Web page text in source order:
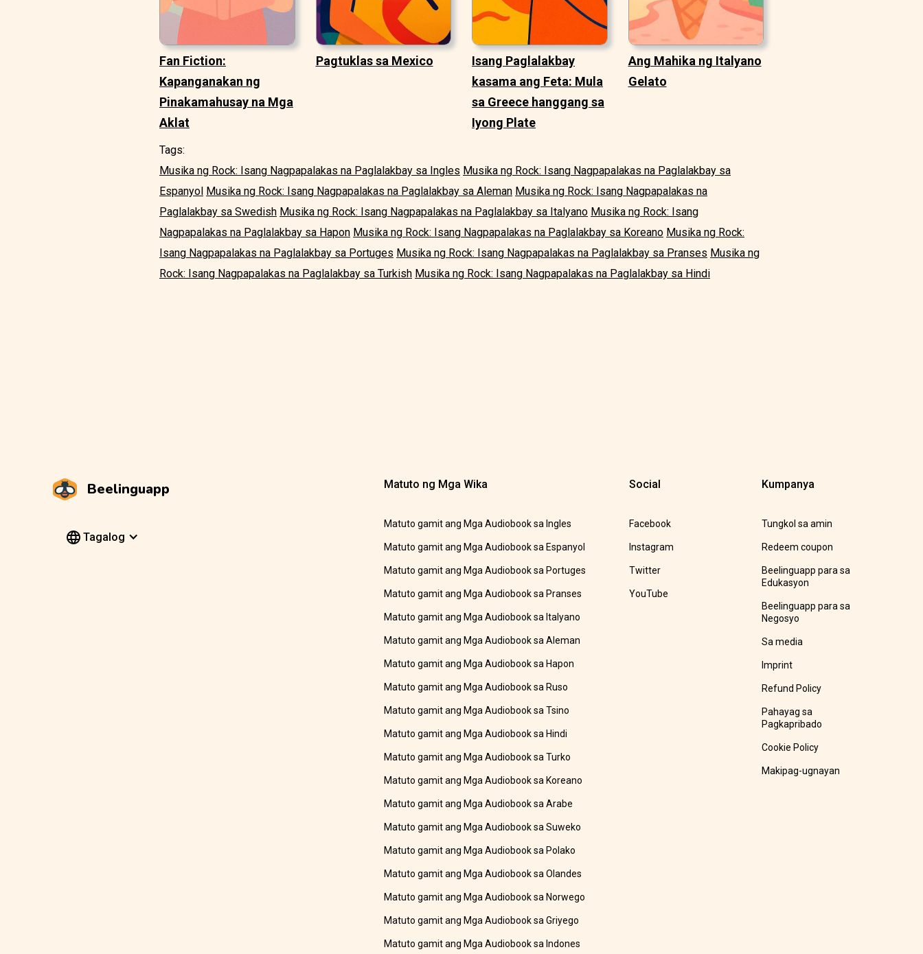
Fan Fiction:
Kapanganakan ng
Pinakamahusay na Mga
Aklat
Pagtuklas sa Mexico
Isang Paglalakbay
kasama ang Feta: Mula
sa Greece hanggang sa
Iyong Plate
Ang Mahika ng Italyano
Gelato
Tags:
Musika ng Rock: Isang Nagpapalakas na Paglalakbay sa Ingles Musika ng Rock: Isang Nagpapalakas na Paglalakbay sa
Espanyol Musika ng Rock: Isang Nagpapalakas na Paglalakbay sa Aleman Musika ng Rock: Isang Nagpapalakas na
Paglalakbay sa Swedish Musika ng Rock: Isang Nagpapalakas na Paglalakbay sa Italyano Musika ng Rock: Isang
Nagpapalakas na Paglalakbay sa Hapon Musika ng Rock: Isang Nagpapalakas na Paglalakbay sa Koreano Musika ng Rock:
Isang Nagpapalakas na Paglalakbay sa Portuges Musika ng Rock: Isang Nagpapalakas na Paglalakbay sa Pranses Musika ng
Rock: Isang Nagpapalakas na Paglalakbay sa Turkish Musika ng Rock: Isang Nagpapalakas na Paglalakbay sa Hindi
Beelinguapp
Tagalog
Matuto ng Mga Wika
Matuto gamit ang Mga Audiobook sa Ingles
Matuto gamit ang Mga Audiobook sa Espanyol
Matuto gamit ang Mga Audiobook sa Portuges
Matuto gamit ang Mga Audiobook sa Pranses
Matuto gamit ang Mga Audiobook sa Italyano
Matuto gamit ang Mga Audiobook sa Aleman
Matuto gamit ang Mga Audiobook sa Hapon
Matuto gamit ang Mga Audiobook sa Ruso
Matuto gamit ang Mga Audiobook sa Tsino
Matuto gamit ang Mga Audiobook sa Hindi
Matuto gamit ang Mga Audiobook sa Turko
Matuto gamit ang Mga Audiobook sa Koreano
Matuto gamit ang Mga Audiobook sa Arabe
Matuto gamit ang Mga Audiobook sa Suweko
Matuto gamit ang Mga Audiobook sa Polako
Matuto gamit ang Mga Audiobook sa Olandes
Matuto gamit ang Mga Audiobook sa Norwego
Matuto gamit ang Mga Audiobook sa Griyego
Matuto gamit ang Mga Audiobook sa Indones
Social
Facebook
Instagram
Twitter
YouTube
Kumpanya
Tungkol sa amin
Redeem coupon
Beelinguapp para sa
Edukasyon
Beelinguapp para sa
Negosyo
Sa media
Imprint
Refund Policy
Pahayag sa
Pagkapribado
Cookie Policy
Makipag-ugnayan